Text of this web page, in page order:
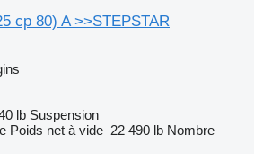
cp 80) A >>STEPSTAR
lb Suspension
Poids net à vide 22 490 lb Nombre